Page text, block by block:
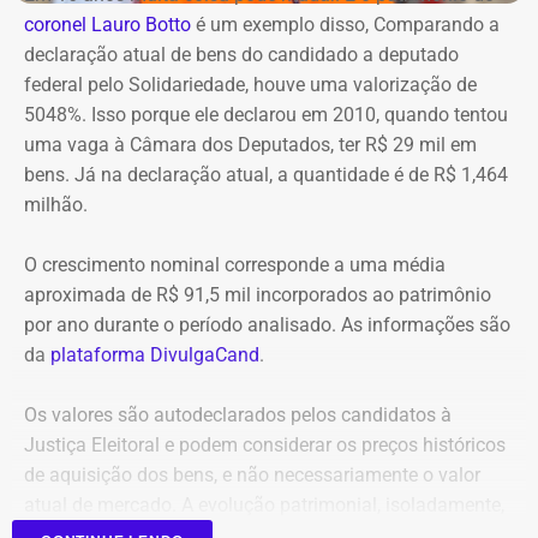
Na avaliação dos auditores, o conjunto das evidências
aponta indícios relevantes de irregularidades na execução
e fiscalização contratual, além de fragilidades na
confiabilidade das informações produzidas. O relatório
foi encaminhado ao Ministério Público, ao Tribunal de
Contas e ao Conselho Administrativo de Defesa
Econômica (Cade).
Nova gestão amplia pente-fino no
instituto
As novas suspeitas surgem menos de um mês após o
Ministério Público que investigou um suposto esquema
de desvio de recursos públicos de aproximadamente R$
86 milhões.
COR, a interdição acontece pelo fato do acostamento ser
estreito. Por isso uma faixa de rolamento está ocupada
para os bombeiros possam atuar no combate às chamas.
Equipes do quartel do Grajaú do Corpo de Bombeiros
seguem no local trabalhando para controlar o incêndio.
Até o momento, não há informação sobre feridos.
coronel Lauro Botto é um exemplo disso, Comparando a
declaração atual de bens do candidado a deputado
federal pelo Solidariedade, houve uma valorização de
5048%. Isso porque ele declarou em 2010, quando tentou
uma vaga à Câmara dos Deputados, ter R$ 29 mil em
bens. Já na declaração atual, a quantidade é de R$ 1,464
milhão.
O crescimento nominal corresponde a uma média
aproximada de R$ 91,5 mil incorporados ao patrimônio
por ano durante o período analisado. As informações são
da plataforma DivulgaCand.
Os valores são autodeclarados pelos candidatos à
Justiça Eleitoral e podem considerar os preços históricos
de aquisição dos bens, e não necessariamente o valor